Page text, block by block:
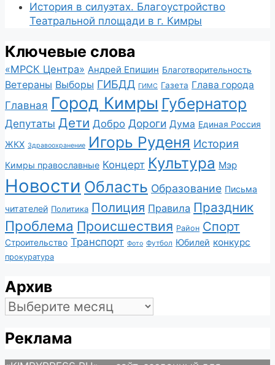
История в силуэтах. Благоустройство
Театральной площади в г. Кимры
Ключевые слова
«МРСК Центра» Андрей Епишин Благотворительность
Ветераны Выборы ГИБДД ГИМС Газета Глава города
Главная Город Кимры Губернатор
Депутаты Дети Добро Дороги Дума Единая Россия
ЖКХ Здравоохранение Игорь Руденя История
Кимры православные Концерт Культура Мэр
Новости Область Образование Письма
читателей Политика Полиция Правила Праздник
Проблема Происшествия Район Спорт
Строительство Транспорт Фото Футбол Юбилей конкурс
прокуратура
Архив
Архив
Реклама